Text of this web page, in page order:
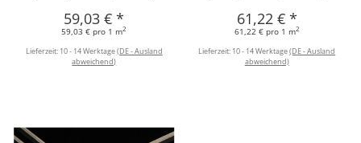
59,03 €*
59,03 € pro 1 m2
Lieferzeit: 10 - 14 Werktage(DE - Ausland
abweichend)
61,22 € *
61,22 € pro 1 m2
Lieferzeit: 10 - 14 Werktage(DE - Ausland
abweichend)